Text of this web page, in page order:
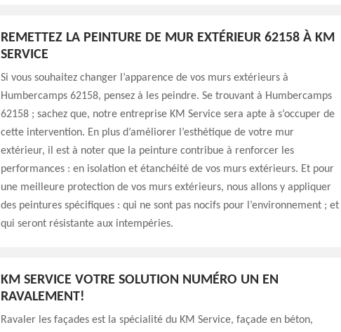
REMETTEZ LA PEINTURE DE MUR EXTÉRIEUR 62158 À KM
SERVICE
Si vous souhaitez changer l’apparence de vos murs extérieurs à
Humbercamps 62158, pensez à les peindre. Se trouvant à Humbercamps
62158 ; sachez que, notre entreprise KM Service sera apte à s’occuper de
cette intervention. En plus d’améliorer l’esthétique de votre mur
extérieur, il est à noter que la peinture contribue à renforcer les
performances : en isolation et étanchéité de vos murs extérieurs. Et pour
une meilleure protection de vos murs extérieurs, nous allons y appliquer
des peintures spécifiques : qui ne sont pas nocifs pour l’environnement ; et
qui seront résistante aux intempéries.
KM SERVICE VOTRE SOLUTION NUMÉRO UN EN
RAVALEMENT!
Ravaler les façades est la spécialité du KM Service, façade en béton,